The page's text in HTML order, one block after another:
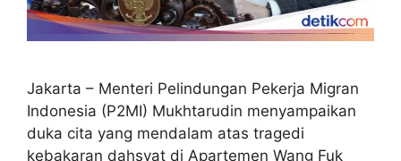
Jakarta – Menteri Pelindungan Pekerja Migran
Indonesia (P2MI) Mukhtarudin menyampaikan
duka cita yang mendalam atas tragedi
kebakaran dahsyat di Apartemen Wang Fuk